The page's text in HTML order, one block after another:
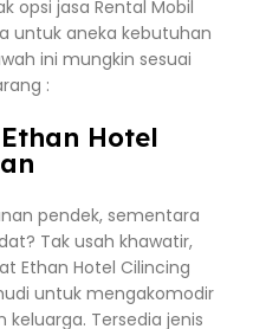
opsi jasa Rental Mobil
untuk aneka kebutuhan
ini mungkin sesuai
:
Hotel
pendek, sementara
Tak usah khawatir,
Ethan Hotel Cilincing
untuk mengakomodir
Tersedia jenis